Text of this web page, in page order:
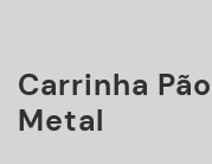
Carrinha
Metal